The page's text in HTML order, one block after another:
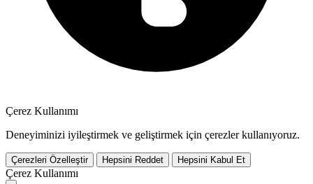
Çerez Kullanımı
Deneyiminizi iyileştirmek ve geliştirmek için çerezler kullanıyoruz.
Çerezleri Özelleştir Hepsini Reddet Hepsini Kabul Et
Çerez Kullanımı